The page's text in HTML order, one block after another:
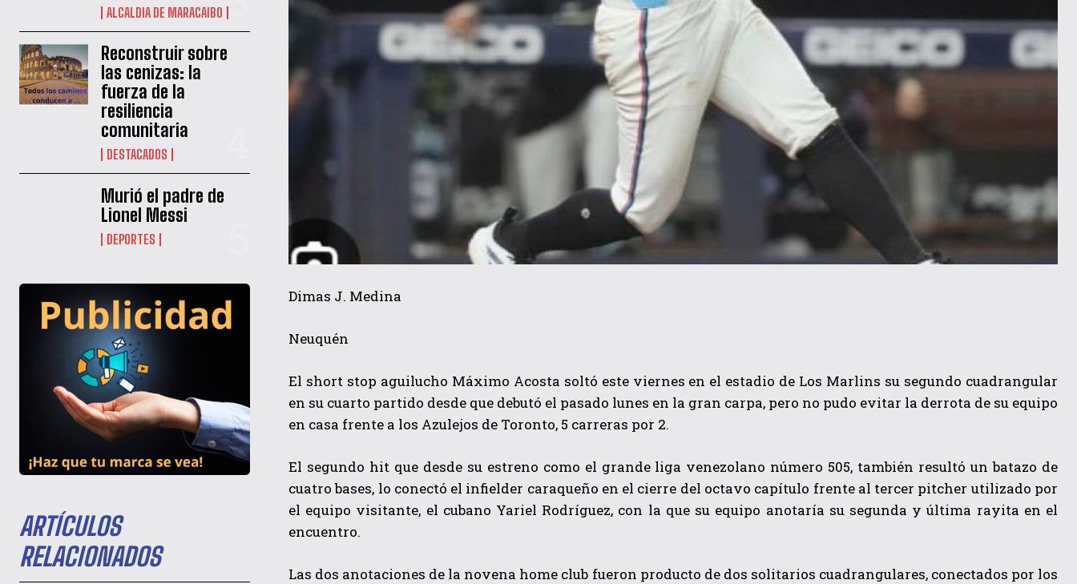
ALCALDIA DE MARACAIBO
Reconstruir sobre
las cenizas: la
fuerza de la
resiliencia
comunitaria
DESTACADOS
Murió el padre de
Lionel Messi
DEPORTES
ARTÍCULOS
RELACIONADOS
Dimas J. Medina
Neuquén
El short stop aguilucho Máximo Acosta soltó este viernes en el estadio de Los Marlins su segundo cuadrangular
en su cuarto partido desde que debutó el pasado lunes en la gran carpa, pero no pudo evitar la derrota de su equipo
en casa frente a los Azulejos de Toronto, 5 carreras por 2.
El segundo hit que desde su estreno como el grande liga venezolano número 505, también resultó un batazo de
cuatro bases, lo conectó el infielder caraqueño en el cierre del octavo capítulo frente al tercer pitcher utilizado por
el equipo visitante, el cubano Yariel Rodríguez, con la que su equipo anotaría su segunda y última rayita en el
encuentro.
Las dos anotaciones de la novena home club fueron producto de dos solitarios cuadrangulares, conectados por los